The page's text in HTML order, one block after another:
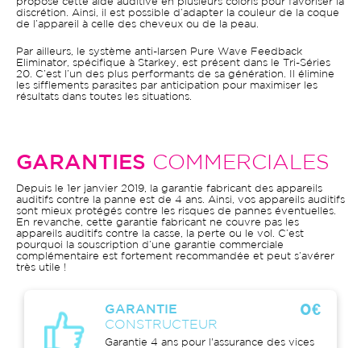
propose cette aide auditive en plusieurs coloris pour favoriser la
discrétion. Ainsi, il est possible d’adapter la couleur de la coque
de l’appareil à celle des cheveux ou de la peau.
Par ailleurs, le système anti-larsen Pure Wave Feedback
Eliminator, spécifique à Starkey, est présent dans le Tri-Séries
20. C’est l’un des plus performants de sa génération. Il élimine
les sifflements parasites par anticipation pour maximiser les
résultats dans toutes les situations.
GARANTIES COMMERCIALES
Depuis le 1er janvier 2019, la garantie fabricant des appareils
auditifs contre la panne est de 4 ans. Ainsi, vos appareils auditifs
sont mieux protégés contre les risques de pannes éventuelles.
En revanche, cette garantie fabricant ne couvre pas les
appareils auditifs contre la casse, la perte ou le vol. C’est
pourquoi la souscription d’une garantie commerciale
complémentaire est fortement recommandée et peut s’avérer
très utile !
GARANTIE
CONSTRUCTEUR
0€
Garantie 4 ans pour l'assurance des vices